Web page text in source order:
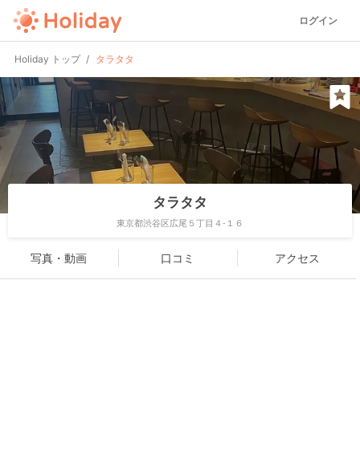
ログイン
Holiday トップ タラタタ
タラタタ
東京都渋谷区広尾５丁目４-１６
写真・動画 口コミ アクセス